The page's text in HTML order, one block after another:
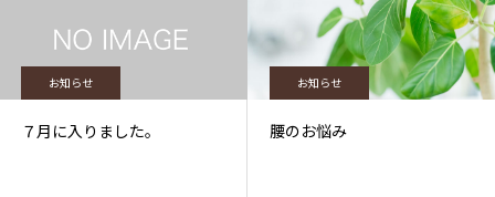
お知らせ
７月に入りました。
お知らせ
腰のお悩み